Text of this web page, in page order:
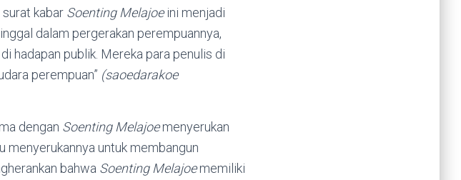
kabar Soenting Melajoeini menjadi
dalam pergerakan perempuannya,
hadapan publik. Mereka para penulis di
perempuan” (saoedarakoe
dengan Soenting Melajoemenyerukan
menyerukannya untuk membangun
bahwa Soenting Melajoememiliki